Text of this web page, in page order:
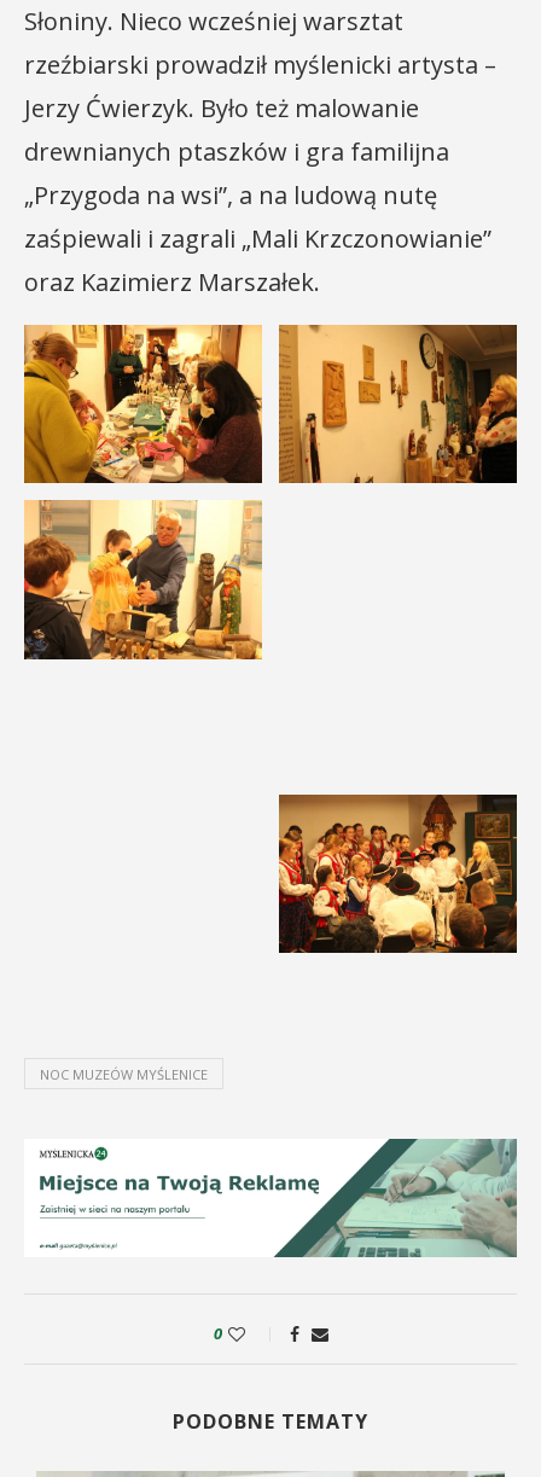
Słoniny. Nieco wcześniej warsztat
rzeźbiarski prowadził myślenicki artysta –
Jerzy Ćwierzyk. Było też malowanie
drewnianych ptaszków i gra familijna
„Przygoda na wsi”, a na ludową nutę
zaśpiewali i zagrali „Mali Krzczonowianie”
oraz Kazimierz Marszałek.
NOC MUZEÓW MYŚLENICE
0
PODOBNE TEMATY